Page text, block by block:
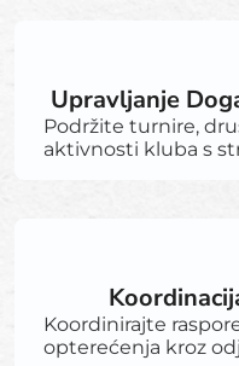
Upravljanje
Podržite turnire,
aktivnosti kluba s
Koordinirajte
opterećenja kroz